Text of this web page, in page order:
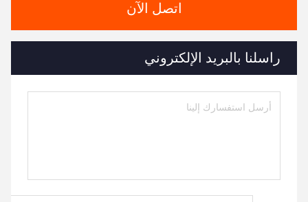
اتصل الآن
راسلنا بالبريد الإلكتروني